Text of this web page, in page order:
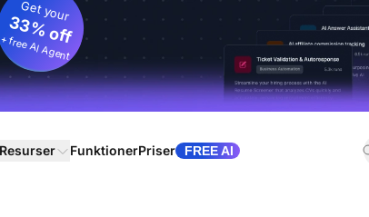
Get your
33% off
free AI Agent
Resurser FunktionerPriser FREE AI